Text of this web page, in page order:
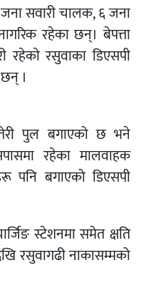
जना सवारी चालक, ६ जना
रहेका छन्। बेपत्ता
रहेकाे रसुवाका डिएसपी
।
पुल बगाएको छ भने
रहेका मालवाहक
पनि बगाएको डिएसपी
स्टेशनमा समेत क्षति
रसुवागढी नाकासम्मको